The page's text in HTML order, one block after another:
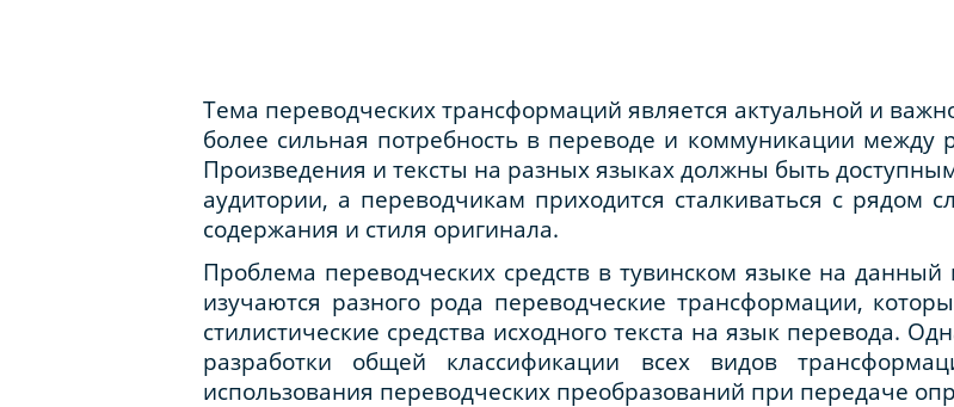
Тема переводческих трансформаций является актуальной и
более сильная потребность в переводе и коммуникации
Произведения и тексты на разных языках должны быть
аудитории, а переводчикам приходится сталкиваться с рядом
содержания и стиля оригинала.
Проблема переводческих средств в тувинском языке на
изучаются разного рода переводческие трансформации,
стилистические средства исходного текста на язык перевода.
разработки общей классификации всех видов
использования переводческих преобразований при передаче